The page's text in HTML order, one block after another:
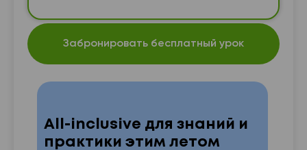
Забронировать бесплатный урок
All-inclusive для знаний и
практики этим летом